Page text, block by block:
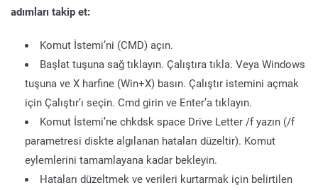
adımları takip et:
Komut İstemi’ni (CMD) açın.
Başlat tuşuna sağ tıklayın. Çalıştıra tıkla. Veya Windows
tuşuna ve X harfine (Win+X) basın. Çalıştır istemini açmak
için Çalıştır’ı seçin. Cmd girin ve Enter’a tıklayın.
Komut İstemi’ne chkdsk space Drive Letter /f yazın (/f
parametresi diskte algılanan hataları düzeltir). Komut
eylemlerini tamamlayana kadar bekleyin.
Hataları düzeltmek ve verileri kurtarmak için belirtilen